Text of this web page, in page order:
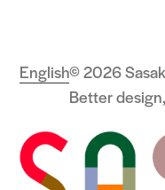
© 2026
Better
English